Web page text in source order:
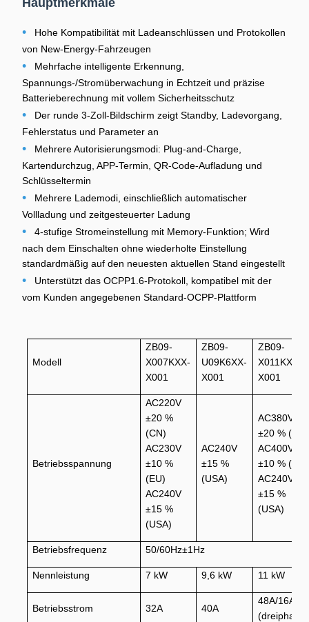
Hauptmerkmale
•
Hohe Kompatibilität mit Ladeanschlüssen und Protokollen
von New-Energy-Fahrzeugen
•
Mehrfache intelligente Erkennung,
Spannungs-/Stromüberwachung in Echtzeit und präzise
Batterieberechnung mit vollem Sicherheitsschutz
•
Der runde 3-Zoll-Bildschirm zeigt Standby, Ladevorgang,
Fehlerstatus und Parameter an
•
Mehrere Autorisierungsmodi: Plug-and-Charge,
Kartendurchzug, APP-Termin, QR-Code-Aufladung und
Schlüsseltermin
•
Mehrere Lademodi, einschließlich automatischer
Vollladung und zeitgesteuerter Ladung
•
4-stufige Stromeinstellung mit Memory-Funktion; Wird
nach dem Einschalten ohne wiederholte Einstellung
standardmäßig auf den neuesten aktuellen Stand eingestellt
•
Unterstützt das OCPP1.6-Protokoll, kompatibel mit der
vom Kunden angegebenen Standard-OCPP-Plattform
Modell
ZB09-
X007KXX-
X001
ZB09-
U09K6XX-
X001
ZB09-
X011KXX-
X001
Betriebsspannung
AC220V
±20 %
(CN)
AC230V
±10 %
(EU)
AC240V
±15 %
(USA)
AC240V
±15 %
(USA)
AC380V
±20 % (CN)
AC400V
±10 % (EU)
AC240V
±15 %
(USA)
Betriebsfrequenz 50/60Hz±1Hz
Nennleistung 7 kW 9,6 kW 11 kW
Betriebsstrom 32A 40A
48A/16A